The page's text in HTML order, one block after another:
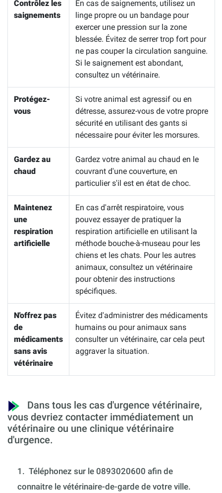
Contrôlez les
saignements
En cas de saignements, utilisez un
linge propre ou un bandage pour
exercer une pression sur la zone
blessée. Évitez de serrer trop fort pour
ne pas couper la circulation sanguine.
Si le saignement est abondant,
consultez un vétérinaire.
Protégez-
vous
Si votre animal est agressif ou en
détresse, assurez-vous de votre propre
sécurité en utilisant des gants si
nécessaire pour éviter les morsures.
Gardez au
chaud
Gardez votre animal au chaud en le
couvrant d'une couverture, en
particulier s'il est en état de choc.
Maintenez
une
respiration
artificielle
En cas d'arrêt respiratoire, vous
pouvez essayer de pratiquer la
respiration artificielle en utilisant la
méthode bouche-à-museau pour les
chiens et les chats. Pour les autres
animaux, consultez un vétérinaire
pour obtenir des instructions
spécifiques.
N'offrez pas
de
médicaments
sans avis
vétérinaire
Évitez d'administrer des médicaments
humains ou pour animaux sans
consulter un vétérinaire, car cela peut
aggraver la situation.
Dans tous les cas d'urgence vétérinaire,
vous devriez contacter immédiatement un
vétérinaire ou une clinique vétérinaire
d'urgence.
1. Téléphonez sur le 0893020600 afin de
connaitre le vétérinaire-de-garde de votre ville.